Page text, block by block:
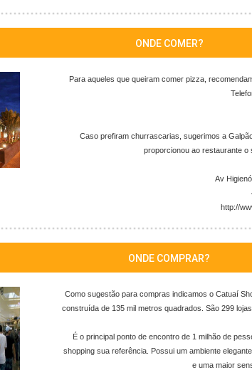
ONDE COMER?
Para aqueles que queiram comer pizza,
Caso prefiram churrascarias, sugerimos a
proporcionou ao restaurante o
Av
http://
ONDE COMPRAR?
Como sugestão para compras indicamos o Catuaí
construída de 135 mil metros quadrados. São 299
É o principal ponto de encontro de 1 milhão de
shopping sua referência. Possui um ambiente
e uma maior